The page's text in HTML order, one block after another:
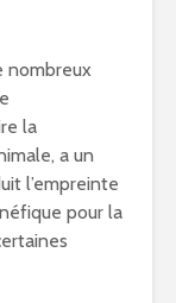
nombreux
la
a un
l’empreinte
pour la